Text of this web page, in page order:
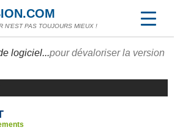
N'EST PAS TOUJOURS MIEUX !
logiciel...pour dévaloriser la version